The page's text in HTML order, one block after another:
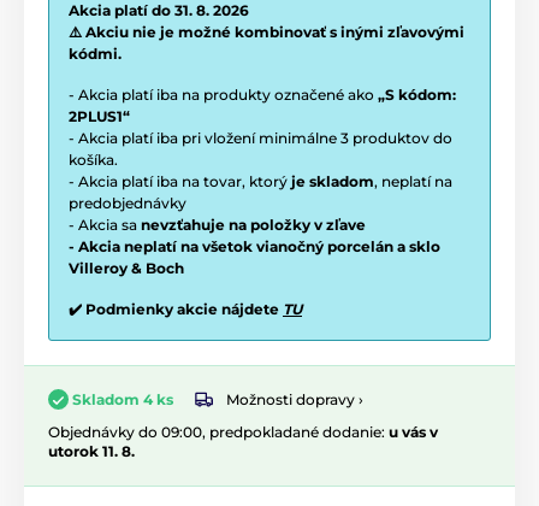
Akcia platí do 31. 8. 2026
⚠️ Akciu nie je možné kombinovať s inými zľavovými
kódmi.
- Akcia platí iba na produkty označené ako „S kódom:
2PLUS1“
- Akcia platí iba pri vložení minimálne 3 produktov do
košíka.
- Akcia platí iba na tovar, ktorý je skladom, neplatí na
predobjednávky
- Akcia sa nevzťahuje na položky v zľave
- Akcia neplatí na všetok vianočný porcelán a sklo
Villeroy & Boch
✔️ Podmienky akcie nájdete TU
Skladom 4 ks
Možnosti dopravy ›
Objednávky do 09:00, predpokladané dodanie: u vás v
utorok 11. 8.